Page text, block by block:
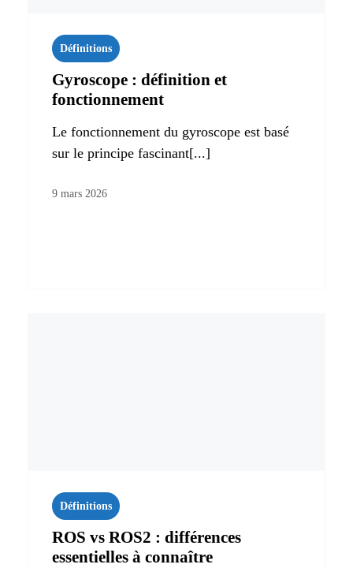
Définitions
Gyroscope : définition et
fonctionnement
Le fonctionnement du gyroscope est basé
sur le principe fascinant[...]
9 mars 2026
Définitions
ROS vs ROS2 : différences
essentielles à connaître